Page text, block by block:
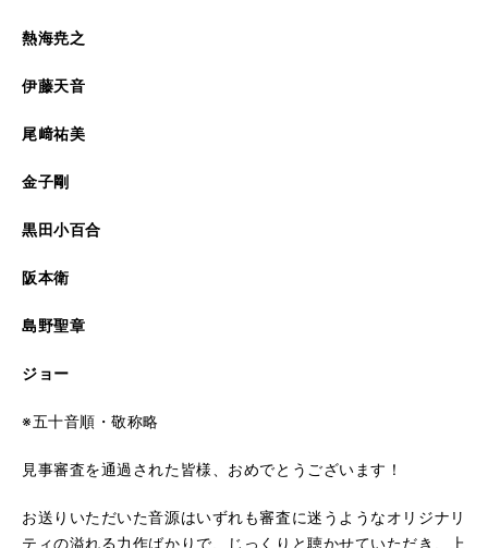
熱海尭之
伊藤天音
尾﨑祐美
金子剛
黒田小百合
阪本衛
島野聖章
ジョー
※五十音順・敬称略
見事審査を通過された皆様、おめでとうございます！
お送りいただいた音源はいずれも審査に迷うようなオリジナリ
ティの溢れる力作ばかりで、じっくりと聴かせていただき、上